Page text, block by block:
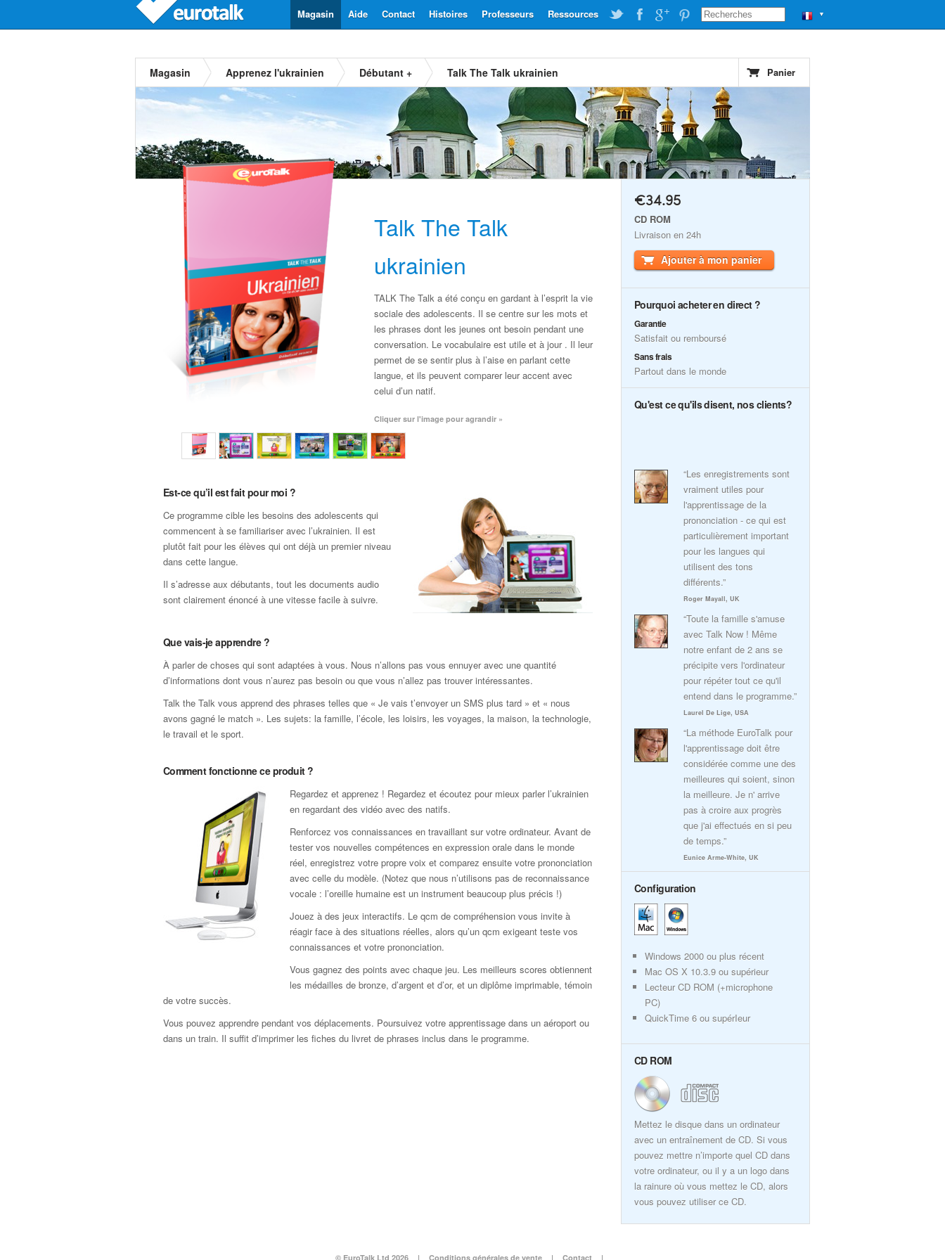
▼
Ressources
Professeurs
Histoires
Contact
Aide
Magasin
Magasin Apprenez l'ukrainien Débutant + Talk The Talk ukrainien Panier
Talk The Talk
ukrainien
TALK The Talk a été conçu en gardant à l’esprit la vie
sociale des adolescents. Il se centre sur les mots et
les phrases dont les jeunes ont besoin pendant une
conversation. Le vocabulaire est utile et à jour . Il leur
permet de se sentir plus à l’aise en parlant cette
langue, et ils peuvent comparer leur accent avec
celui d’un natif.
Cliquer sur l'image pour agrandir »
Est-ce qu’il est fait pour moi ?
Ce programme cible les besoins des adolescents qui
commencent à se familiariser avec l’ukrainien. Il est
plutôt fait pour les élèves qui ont déjà un premier niveau
dans cette langue.
Il s’adresse aux débutants, tout les documents audio
sont clairement énoncé à une vitesse facile à suivre.
Que vais-je apprendre ?
À parler de choses qui sont adaptées à vous. Nous n’allons pas vous ennuyer avec une quantité
d’informations dont vous n’aurez pas besoin ou que vous n’allez pas trouver intéressantes.
Talk the Talk vous apprend des phrases telles que « Je vais t’envoyer un SMS plus tard » et « nous
avons gagné le match ». Les sujets: la famille, l’école, les loisirs, les voyages, la maison, la technologie,
le travail et le sport.
Comment fonctionne ce produit ?
Regardez et apprenez ! Regardez et écoutez pour mieux parler l’ukrainien
en regardant des vidéo avec des natifs.
Renforcez vos connaissances en travaillant sur votre ordinateur. Avant de
tester vos nouvelles compétences en expression orale dans le monde
réel, enregistrez votre propre voix et comparez ensuite votre prononciation
avec celle du modèle. (Notez que nous n’utilisons pas de reconnaissance
vocale : l’oreille humaine est un instrument beaucoup plus précis !)
Jouez à des jeux interactifs. Le qcm de compréhension vous invite à
réagir face à des situations réelles, alors qu’un qcm exigeant teste vos
connaissances et votre prononciation.
Vous gagnez des points avec chaque jeu. Les meilleurs scores obtiennent
les médailles de bronze, d’argent et d’or, et un diplôme imprimable, témoin
de votre succès.
Vous pouvez apprendre pendant vos déplacements. Poursuivez votre apprentissage dans un aéroport ou
dans un train. Il suffit d’imprimer les fiches du livret de phrases inclus dans le programme.
€34.95
CD ROM
Livraison en 24h
Ajouter à mon panier
Pourquoi acheter en direct ?
Garantie
Satisfait ou remboursé
Sans frais
Partout dans le monde
Qu'est ce qu'ils disent, nos clients?
“Les enregistrements sont
vraiment utiles pour
l'apprentissage de la
prononciation - ce qui est
particulièrement important
pour les langues qui
utilisent des tons
différents.”
Roger Mayall, UK
“Toute la famille s'amuse
avec Talk Now ! Même
notre enfant de 2 ans se
précipite vers l'ordinateur
pour répéter tout ce qu'il
entend dans le programme.”
Laurel De Lige, USA
“La méthode EuroTalk pour
l'apprentissage doit être
considérée comme une des
meilleures qui soient, sinon
la meilleure. Je n' arrive
pas à croire aux progrès
que j'ai effectués en si peu
de temps.”
Eunice Arme-White, UK
Configuration
Windows 2000 ou plus récent
Mac OS X 10.3.9 ou supérieur
Lecteur CD ROM (+microphone
PC)
QuickTime 6 ou supérIeur
CD ROM
Mettez le disque dans un ordinateur
avec un entraînement de CD. Si vous
pouvez mettre n’importe quel CD dans
votre ordinateur, ou il y a un logo dans
la rainure où vous mettez le CD, alors
vous pouvez utiliser ce CD.
© EuroTalk Ltd 2026 | Conditions générales de vente | Contact |